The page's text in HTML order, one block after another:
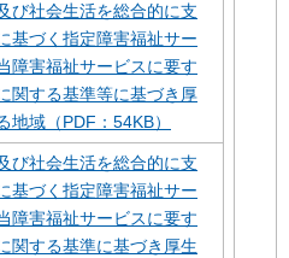
び社会生活を総合的に支
基づく指定障害福祉サー
障害福祉サービスに要す
関する基準等に基づき厚
地域（PDF：54KB）
び社会生活を総合的に支
基づく指定障害福祉サー
障害福祉サービスに要す
関する基準に基づき厚生